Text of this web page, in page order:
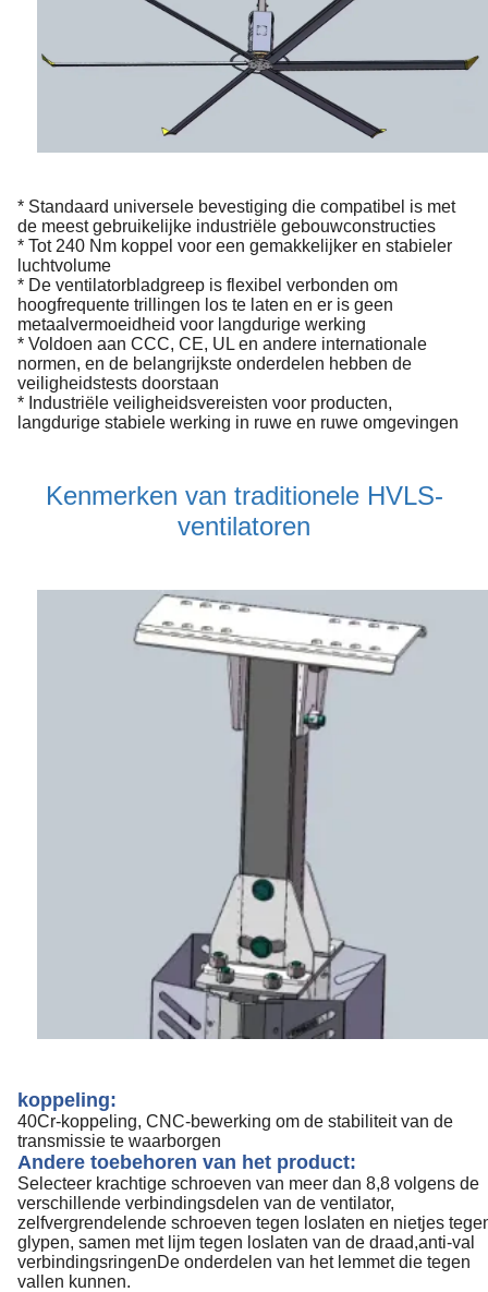
* Standaard universele bevestiging die compatibel is met
de meest gebruikelijke industriële gebouwconstructies
* Tot 240 Nm koppel voor een gemakkelijker en stabieler
luchtvolume
* De ventilatorbladgreep is flexibel verbonden om
hoogfrequente trillingen los te laten en er is geen
metaalvermoeidheid voor langdurige werking
* Voldoen aan CCC, CE, UL en andere internationale
normen, en de belangrijkste onderdelen hebben de
veiligheidstests doorstaan
* Industriële veiligheidsvereisten voor producten,
langdurige stabiele werking in ruwe en ruwe omgevingen
Kenmerken van traditionele HVLS-
ventilatoren
koppeling:
40Cr-koppeling, CNC-bewerking om de stabiliteit van de
transmissie te waarborgen
Andere toebehoren van het product:
Selecteer krachtige schroeven van meer dan 8,8 volgens de
verschillende verbindingsdelen van de ventilator,
zelfvergrendelende schroeven tegen loslaten en nietjes
glypen, samen met lijm tegen loslaten van de draad,anti-val
verbindingsringenDe onderdelen van het lemmet die tegen
vallen kunnen.